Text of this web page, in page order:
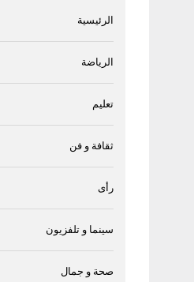
الرئيسية
الرياضة
تعليم
ثقافة و فن
رأى
سينما و تلفزيون
صحة و جمال